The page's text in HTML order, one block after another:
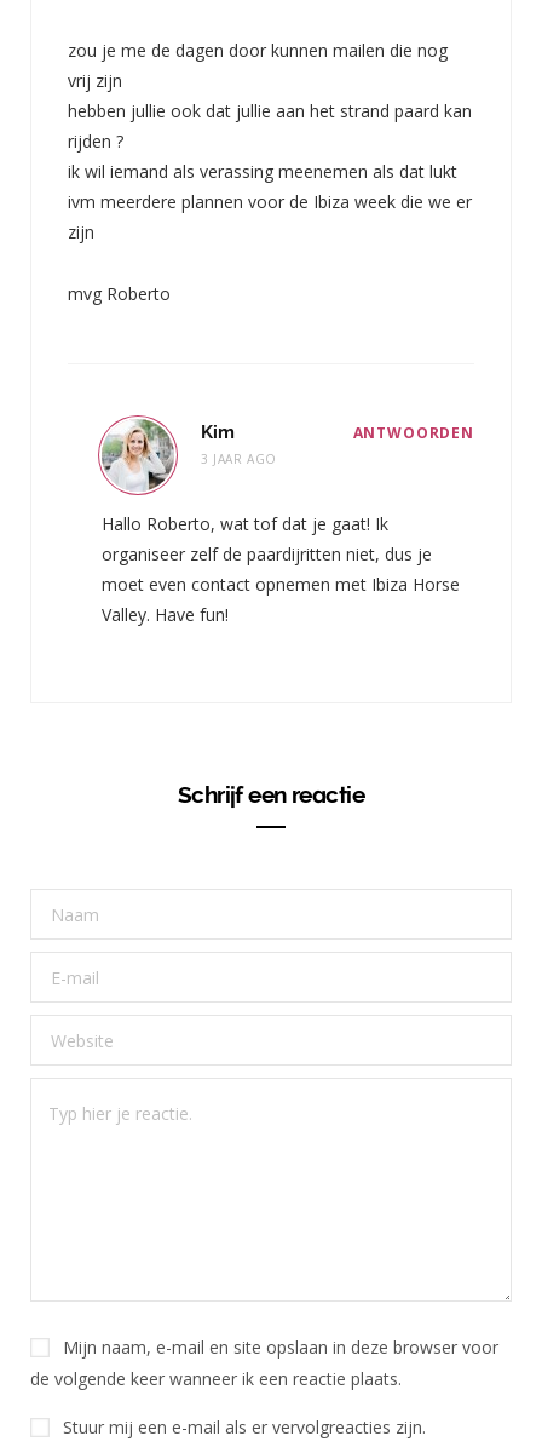
zou je me de dagen door kunnen mailen die nog
vrij zijn
hebben jullie ook dat jullie aan het strand paard kan
rijden ?
ik wil iemand als verassing meenemen als dat lukt
ivm meerdere plannen voor de Ibiza week die we er
zijn
mvg Roberto
Kim
3 JAAR AGO
ANTWOORDEN
Hallo Roberto, wat tof dat je gaat! Ik
organiseer zelf de paardijritten niet, dus je
moet even contact opnemen met Ibiza Horse
Valley. Have fun!
Schrijf een reactie
Mijn naam, e-mail en site opslaan in deze browser voor
de volgende keer wanneer ik een reactie plaats.
Stuur mij een e-mail als er vervolgreacties zijn.